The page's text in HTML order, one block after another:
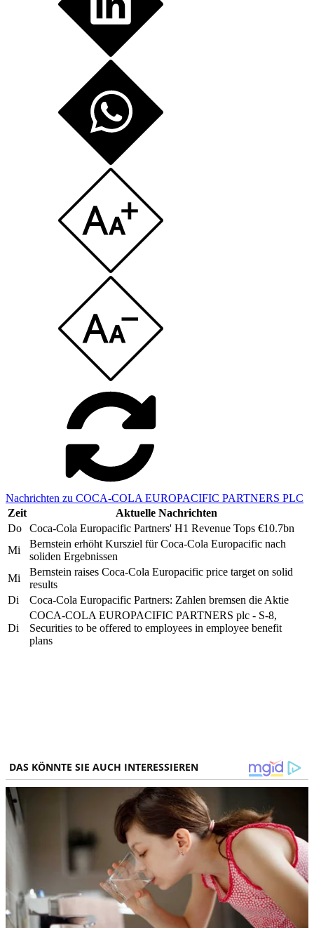
Nachrichten zu COCA-COLA EUROPACIFIC PARTNERS PLC
Zeit
Aktuelle Nachrichten
Do
Coca-Cola Europacific Partners' H1 Revenue Tops €10.7bn
Mi
Bernstein erhöht Kursziel für Coca-Cola Europacific nach
soliden Ergebnissen
Mi
Bernstein raises Coca-Cola Europacific price target on solid
results
Di
Coca-Cola Europacific Partners: Zahlen bremsen die Aktie
Di
COCA-COLA EUROPACIFIC PARTNERS plc - S-8,
Securities to be offered to employees in employee benefit
plans